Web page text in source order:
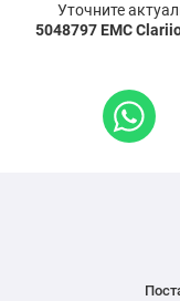
Уточните
5048797 EMC